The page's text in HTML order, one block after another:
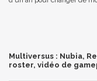
Multiversus : Nubia,
roster, vidéo de